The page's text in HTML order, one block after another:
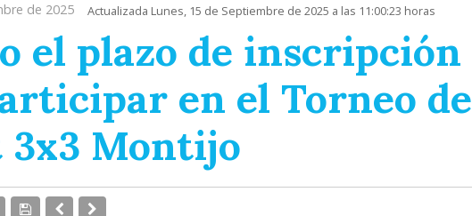
de 2025
Actualizada Lunes, 15 de Septiembre de 2025 a las 11:00:23 horas
el plazo de inscripción
en el Torneo de
3x3 Montijo